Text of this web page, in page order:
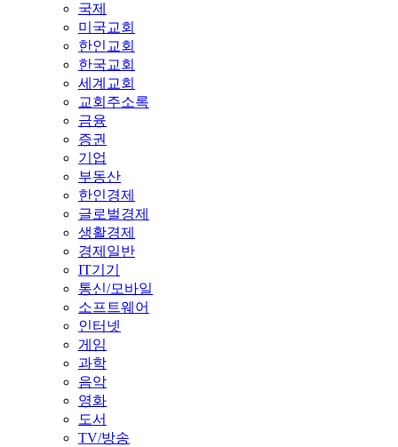
국제
미국교회
한인교회
한국교회
세계교회
교회주소록
금융
증권
기업
부동산
한인경제
글로벌경제
생활경제
경제일반
IT기기
통신/모바일
소프트웨어
인터넷
게임
과학
음악
영화
도서
TV/방송